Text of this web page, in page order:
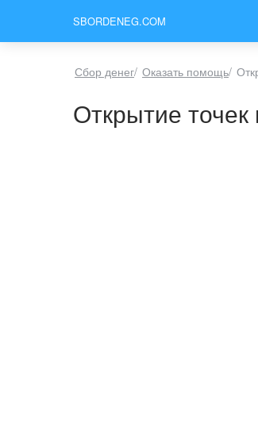
SBORDENEG.COM
Сбор денег/ Оказать помощь/
Открытие